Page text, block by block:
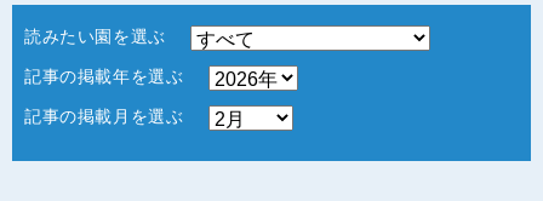
読みたい園を選ぶ
記事の掲載年を選ぶ
記事の掲載月を選ぶ